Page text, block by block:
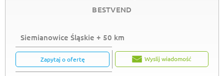
BESTVEND
Siemianowice Śląskie + 50 km
Zapytaj o ofertę Wyslij wiadomość